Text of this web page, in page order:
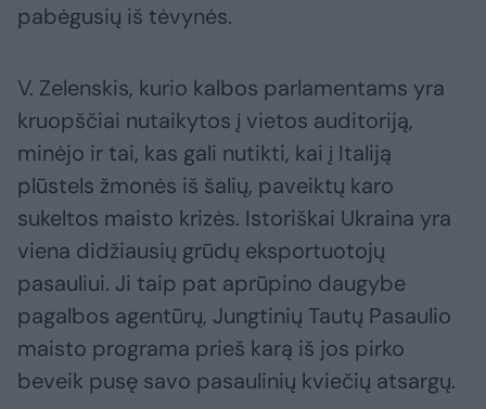
pabėgusių iš tėvynės.
V. Zelenskis, kurio kalbos parlamentams yra
kruopščiai nutaikytos į vietos auditoriją,
minėjo ir tai, kas gali nutikti, kai į Italiją
plūstels žmonės iš šalių, paveiktų karo
sukeltos maisto krizės. Istoriškai Ukraina yra
viena didžiausių grūdų eksportuotojų
pasauliui. Ji taip pat aprūpino daugybe
pagalbos agentūrų, Jungtinių Tautų Pasaulio
maisto programa prieš karą iš jos pirko
beveik pusę savo pasaulinių kviečių atsargų.